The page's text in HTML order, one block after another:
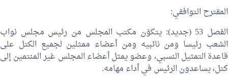
المقترح التوافقي:
الفصل 53 (جديد): يتكوّن مكتب المجلس من رئيس مجلس نواب
الشعب رئيسا ومن نائبيه ومن أعضاء ممثلين لجميع الكتل على
قاعدة التمثيل النسبي، وعضو يمثل أعضاء المجلس غير المنتمين إلى
كتل، يساعدون الرئيس في أداء مهامه.